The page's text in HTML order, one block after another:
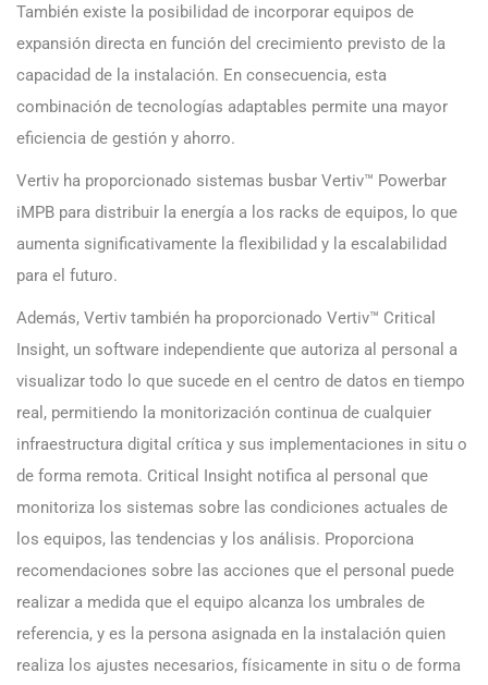
También existe la posibilidad de incorporar equipos de
expansión directa en función del crecimiento previsto de la
capacidad de la instalación. En consecuencia, esta
combinación de tecnologías adaptables permite una mayor
eficiencia de gestión y ahorro.
Vertiv ha proporcionado sistemas busbar Vertiv™ Powerbar
iMPB para distribuir la energía a los racks de equipos, lo que
aumenta significativamente la flexibilidad y la escalabilidad
para el futuro.
Además, Vertiv también ha proporcionado Vertiv™ Critical
Insight, un software independiente que autoriza al personal a
visualizar todo lo que sucede en el centro de datos en tiempo
real, permitiendo la monitorización continua de cualquier
infraestructura digital crítica y sus implementaciones in situ o
de forma remota. Critical Insight notifica al personal que
monitoriza los sistemas sobre las condiciones actuales de
los equipos, las tendencias y los análisis. Proporciona
recomendaciones sobre las acciones que el personal puede
realizar a medida que el equipo alcanza los umbrales de
referencia, y es la persona asignada en la instalación quien
realiza los ajustes necesarios, físicamente in situ o de forma